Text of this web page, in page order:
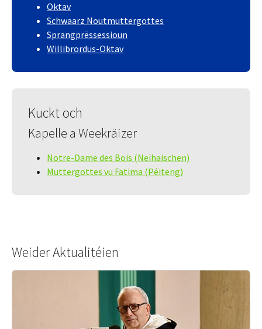
Oktav
Schwaarz Noutmuttergottes
Sprangprëssessioun
Willibrordus-Oktav
Kuckt och
Kapelle a Weekräizer
Notre-Dame des Bois (Neihaischen)
Muttergottes vu Fatima (Péiteng)
Weider Aktualitéien